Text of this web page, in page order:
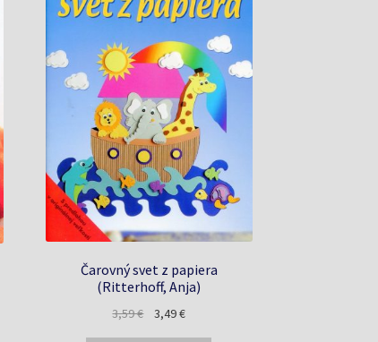
Čarovný svet z papiera
(Ritterhoff, Anja)
3,59€
Pôvodná
3,49€Aktuálna